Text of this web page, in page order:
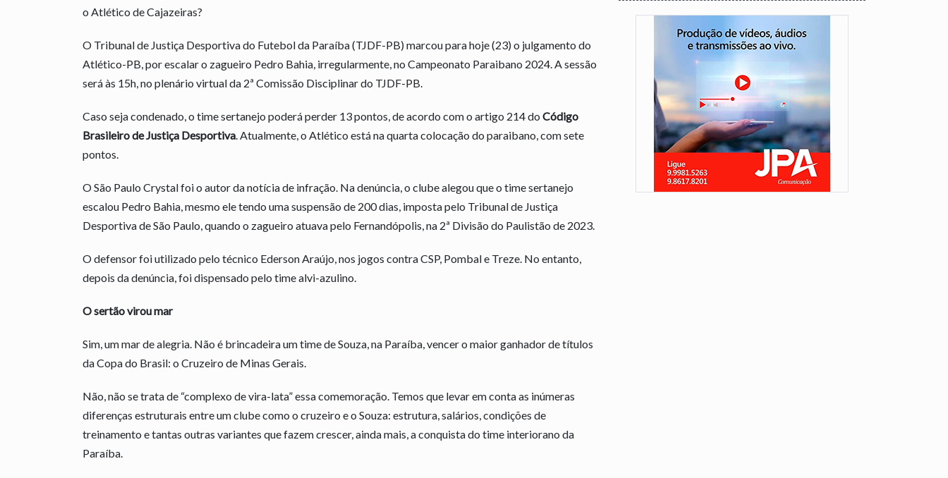
o Atlético de Cajazeiras?
O Tribunal de Justiça Desportiva do Futebol da Paraíba (TJDF-PB) marcou para hoje (23) o julgamento do
Atlético-PB, por escalar o zagueiro Pedro Bahia, irregularmente, no Campeonato Paraibano 2024. A sessão
será às 15h, no plenário virtual da 2ª Comissão Disciplinar do TJDF-PB.
Caso seja condenado, o time sertanejo poderá perder 13 pontos, de acordo com o artigo 214 do Código
Brasileiro de Justiça Desportiva. Atualmente, o Atlético está na quarta colocação do paraibano, com sete
pontos.
O São Paulo Crystal foi o autor da notícia de infração. Na denúncia, o clube alegou que o time sertanejo
escalou Pedro Bahia, mesmo ele tendo uma suspensão de 200 dias, imposta pelo Tribunal de Justiça
Desportiva de São Paulo, quando o zagueiro atuava pelo Fernandópolis, na 2ª Divisão do Paulistão de 2023.
O defensor foi utilizado pelo técnico Ederson Araújo, nos jogos contra CSP, Pombal e Treze. No entanto,
depois da denúncia, foi dispensado pelo time alvi-azulino.
O sertão virou mar
Sim, um mar de alegria. Não é brincadeira um time de Souza, na Paraíba, vencer o maior ganhador de títulos
da Copa do Brasil: o Cruzeiro de Minas Gerais.
Não, não se trata de “complexo de vira-lata” essa comemoração. Temos que levar em conta as inúmeras
diferenças estruturais entre um clube como o cruzeiro e o Souza: estrutura, salários, condições de
treinamento e tantas outras variantes que fazem crescer, ainda mais, a conquista do time interiorano da
Paraíba.